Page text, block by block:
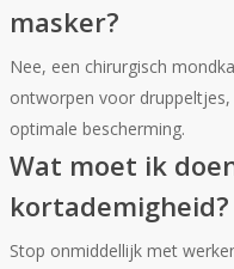
masker?
Nee, een chirurgisch
ontworpen voor
optimale bescherming.
Wat moet ik
kortademigheid?
Stop onmiddellijk met